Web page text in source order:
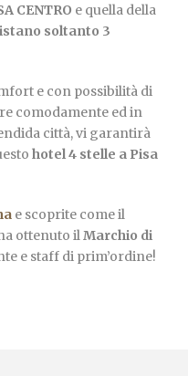
CENTRO e quella della
soltanto 3
e con possibilità di
comodamente ed in
città, vi garantirà
hotel 4 stelle a Pisa
e scoprite come il
ottenuto ilMarchio di
e staff di prim’ordine!